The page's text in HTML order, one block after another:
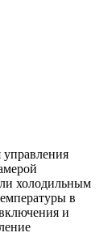
холодильным
в
и